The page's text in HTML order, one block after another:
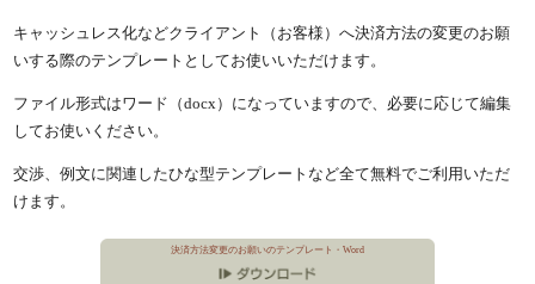
キャッシュレス化などクライアント（お客様）へ決済方法の変更のお願
いする際のテンプレートとしてお使いいただけます。
ファイル形式はワード（docx）になっていますので、必要に応じて編集
してお使いください。
交渉、例文に関連したひな型テンプレートなど全て無料でご利用いただ
けます。
決済方法変更のお願いのテンプレート・Word